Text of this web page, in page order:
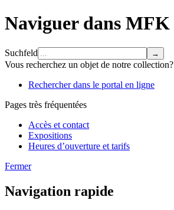
Naviguer dans MFK
Suchfeld
Vous recherchez un objet de notre collection?
Rechercher dans le portal en ligne
Pages très fréquentées
Accès et contact
Expositions
Heures d’ouverture et tarifs
Fermer
Navigation rapide